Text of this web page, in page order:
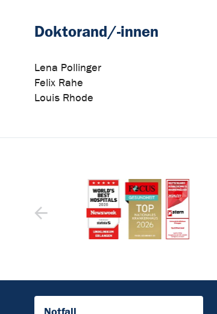
Doktorand/-innen
Lena Pollinger
Felix Rahe
Louis Rhode